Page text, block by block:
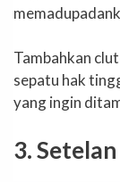
Tambahkan
sepatu hak
yang ingin
3.